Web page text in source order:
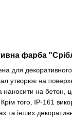
фарба
для
утворює на
на бетон,
того, ІР-161
та інших